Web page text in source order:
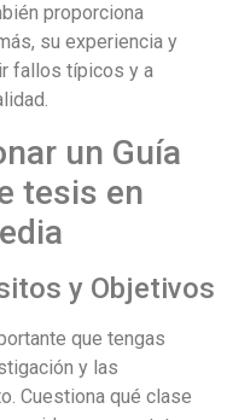
proporciona
su experiencia y
fallos típicos y a
un Guía
tesis en
y Objetivos
que tengas
y las
Cuestiona qué clase